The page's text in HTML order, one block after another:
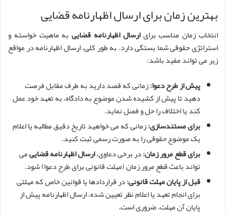
بهترین زمان برای ارسال اظهارنامه قضایی
انتخاب زمان مناسب برایارسال اظهارنامه قضاییبه ماهیت خواسته و
استراتژی حقوقی شما بستگی دارد. به طور کلی، ارسال اظهارنامه در مواقع
زیر می تواند مفید باشد:
پیش از طرح دعوا:زمانی که قصد دارید به طرف مقابل فرصت
دهید تا پیش از کشیده شدن موضوع به دادگاه، به تعهد خود عمل
کند یا اختلاف را حل و فصل نماید.
برای مستندسازی:زمانی که می خواهید تاریخ دقیق مطالبه یا اعلام
یک موضوع حقوقی را به صورت رسمی ثبت کنید.
برای قطع مرور زمان:در برخی دعاوی،ارسال اظهارنامه قضاییمی
تواند باعث قطع مرور زمان (مهلت قانونی برای طرح دعوا) شود.
قبل از پایان مهلت قانونی:در قراردادها یا قوانین خاص که مهلتی
برای انجام تعهد یا اعلام نظر تعیین شده، ارسال اظهارنامه پیش از
پایان آن مهلت، ضروری است.